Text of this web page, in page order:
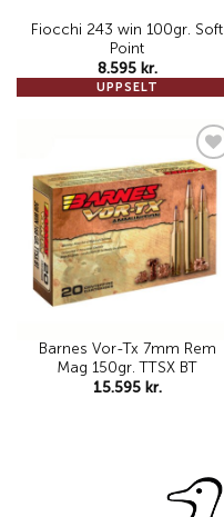
UPPSELT
Fiocchi 243 win 100gr. Soft
Point
8.595 kr.
Add to
wishlist
Barnes Vor-Tx 7mm Rem
Mag 150gr. TTSX BT
15.595 kr.